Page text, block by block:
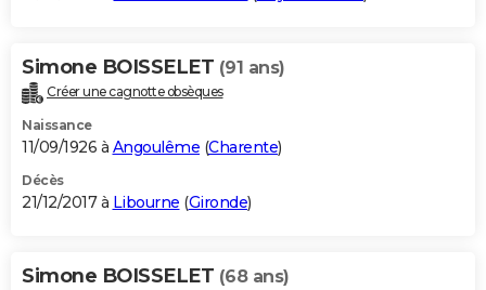
Simone BOISSELET (91 ans)
Créer une cagnotte obsèques
Naissance
11/09/1926 à Angoulême (Charente)
Décès
21/12/2017 à Libourne (Gironde)
Simone BOISSELET (68 ans)